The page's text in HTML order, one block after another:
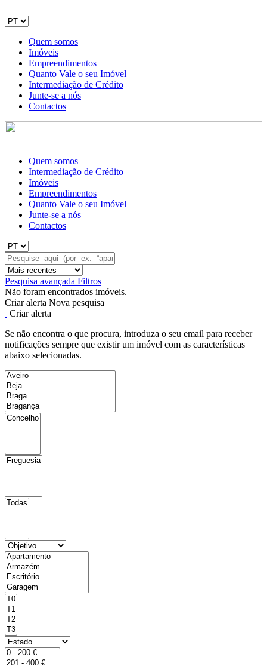
Quem somos
Imóveis
Empreendimentos
Quanto Vale o seu Imóvel
Intermediação de Crédito
Junte-se a nós
Contactos
Quem somos
Intermediação de Crédito
Imóveis
Empreendimentos
Quanto Vale o seu Imóvel
Junte-se a nós
Contactos
Pesquisa avançada Filtros
Não foram encontrados imóveis.
Criar alerta Nova pesquisa
Criar alerta
Se não encontra o que procura, introduza o seu email para receber
notificações sempre que existir um imóvel com as características
abaixo selecionadas.